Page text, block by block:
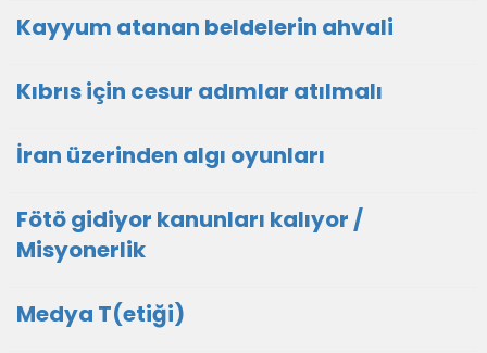
Kayyum atanan beldelerin ahvali
Kıbrıs için cesur adımlar atılmalı
İran üzerinden algı oyunları
Fötö gidiyor kanunları kalıyor /
Misyonerlik
Medya T(etiği)